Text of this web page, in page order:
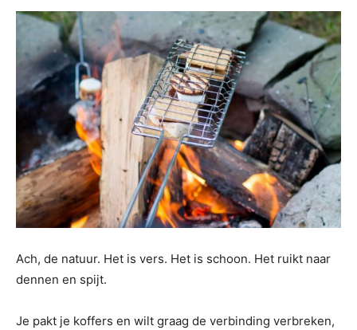
Ach, de natuur. Het is vers. Het is schoon. Het ruikt naar
dennen en spijt.
Je pakt je koffers en wilt graag de verbinding verbreken,